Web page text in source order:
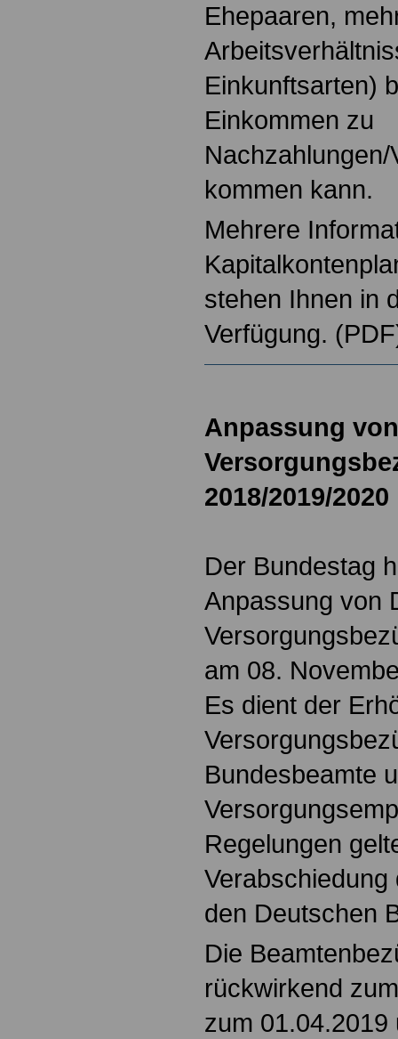
Ehepaaren,
Einkunftsarten)
Einkommen zu
kommen kann.
Mehrere
stehen Ihnen in
Verfügung.
Anpassung
2018/2019/2020
Der Bundestag
Anpassung von
am 08.
Es dient der
Bundesbeamte
Regelungen
den Deutschen
Die
rückwirkend
zum